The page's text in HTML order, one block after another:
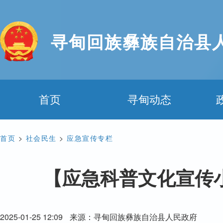
寻甸回族彝族自治县
首页 寻甸动态
首页 > 社会民生 > 应急宣传专栏
【应急科普文化宣
2025-01-25 12:09 来源：寻甸回族彝族自治县人民政府